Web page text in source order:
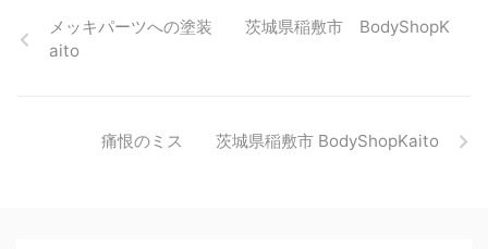
メッキパーツへの塗装 茨城県稲敷市 BodyShopK
aito
痛恨のミス 茨城県稲敷市 BodyShopKaito